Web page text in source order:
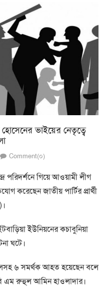
ভাইয়ের নেতৃত্বে
Comment(০)
পরিদর্শনে গিয়ে আওয়ামী লীগ
করেছেন জাতীয় পার্টির প্রার্থী
ইউনিয়নের কচাবুনিয়া
ঘটে।
৬ সমর্থক আহত হয়েছেন বলে
এম রুহুল আমিন হাওলাদার।